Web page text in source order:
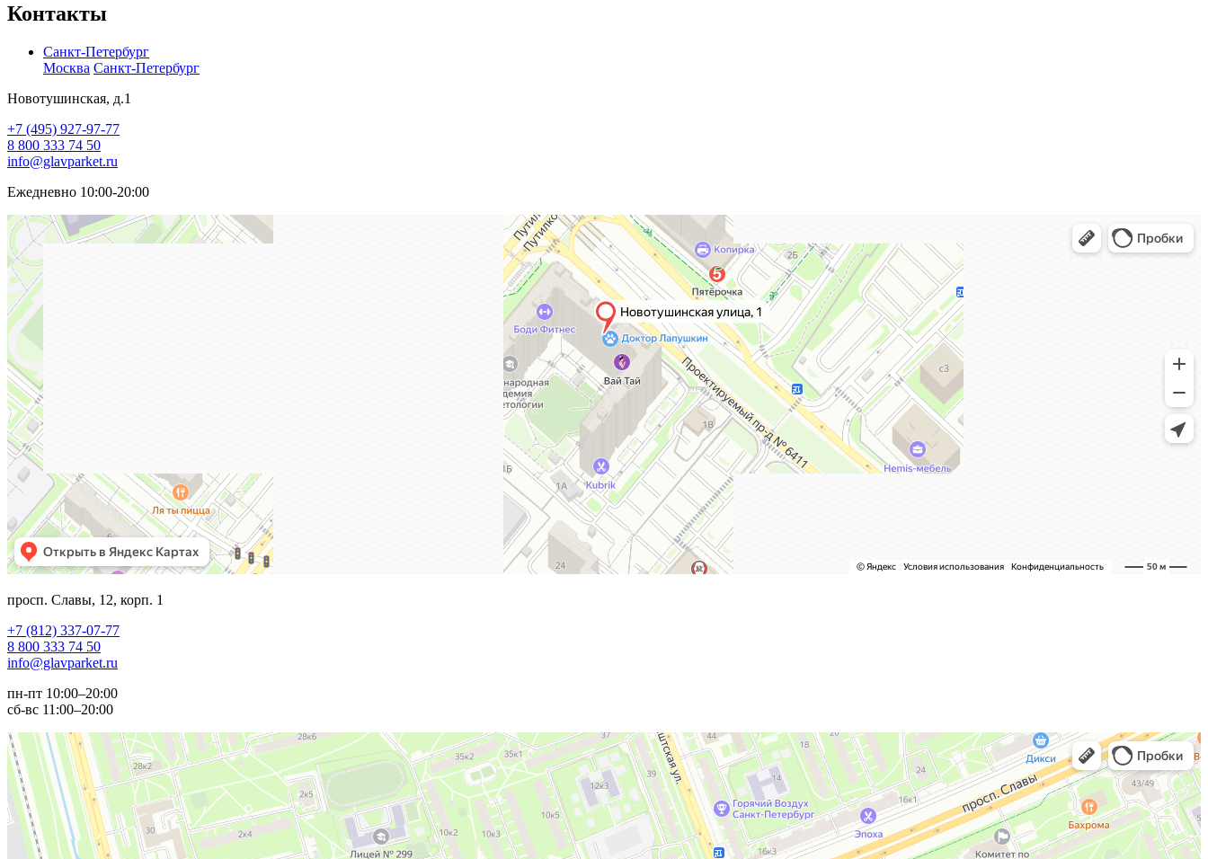
Контакты
Санкт-Петербург
Москва Санкт-Петербург
Новотушинская, д.1
+7 (495) 927-97-77
8 800 333 74 50
info@glavparket.ru
Ежедневно 10:00-20:00
просп. Славы, 12, корп. 1
+7 (812) 337-07-77
8 800 333 74 50
info@glavparket.ru
пн-пт 10:00–20:00
сб-вс 11:00–20:00